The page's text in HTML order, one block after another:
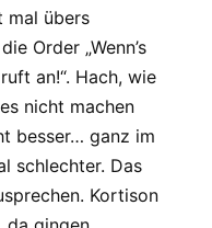
mal übers
Order „Wenn’s
an!“. Hach, wie
nicht machen
besser… ganz im
schlechter. Das
Kortison